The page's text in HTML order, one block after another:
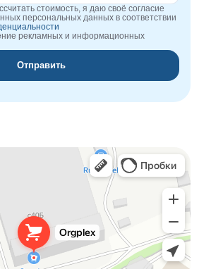
стоимость, я даю своё согласие
персональных данных в соответствии
рекламных и информационных
Отправить